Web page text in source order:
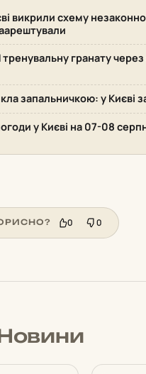
викрили схему
тренувальну гранату
запальничкою: у Києві
у Києві на 07-08
0 0